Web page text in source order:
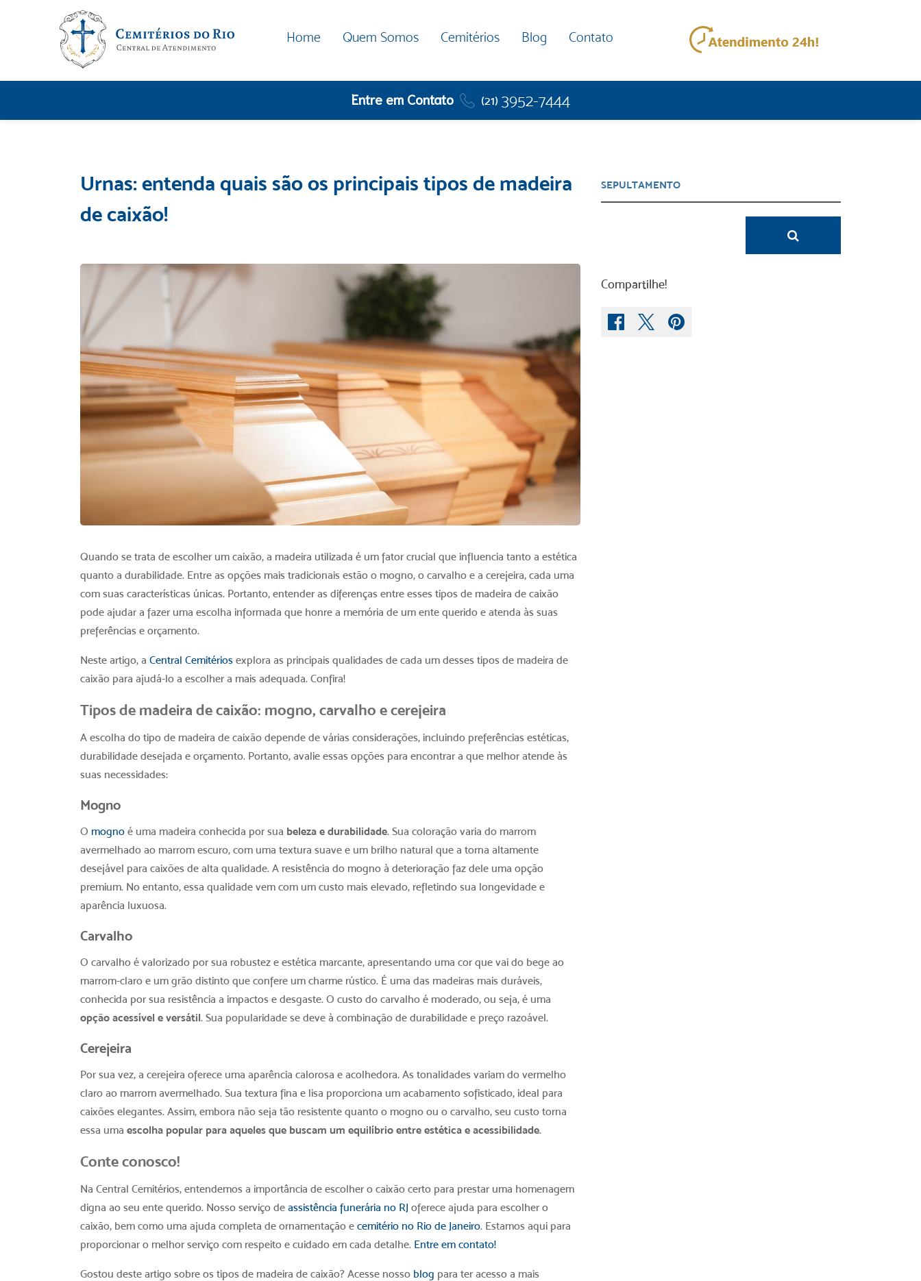
Home Quem Somos Cemitérios Blog Contato
Entre em Contato (21) 3952-7444
Urnas: entenda quais são os principais tipos de madeira
de caixão!
Quando se trata de escolher um caixão, a madeira utilizada é um fator crucial que influencia tanto a estética
quanto a durabilidade. Entre as opções mais tradicionais estão o mogno, o carvalho e a cerejeira, cada uma
com suas características únicas. Portanto, entender as diferenças entre esses tipos de madeira de caixão
pode ajudar a fazer uma escolha informada que honre a memória de um ente querido e atenda às suas
preferências e orçamento.
Neste artigo, a Central Cemitérios explora as principais qualidades de cada um desses tipos de madeira de
caixão para ajudá-lo a escolher a mais adequada. Confira!
Tipos de madeira de caixão: mogno, carvalho e cerejeira
A escolha do tipo de madeira de caixão depende de várias considerações, incluindo preferências estéticas,
durabilidade desejada e orçamento. Portanto, avalie essas opções para encontrar a que melhor atende às
suas necessidades:
Mogno
O mogno é uma madeira conhecida por sua beleza e durabilidade. Sua coloração varia do marrom
avermelhado ao marrom escuro, com uma textura suave e um brilho natural que a torna altamente
desejável para caixões de alta qualidade. A resistência do mogno à deterioração faz dele uma opção
premium. No entanto, essa qualidade vem com um custo mais elevado, refletindo sua longevidade e
aparência luxuosa.
Carvalho
O carvalho é valorizado por sua robustez e estética marcante, apresentando uma cor que vai do bege ao
marrom-claro e um grão distinto que confere um charme rústico. É uma das madeiras mais duráveis,
conhecida por sua resistência a impactos e desgaste. O custo do carvalho é moderado, ou seja, é uma
opção acessível e versátil. Sua popularidade se deve à combinação de durabilidade e preço razoável.
Cerejeira
Por sua vez, a cerejeira oferece uma aparência calorosa e acolhedora. As tonalidades variam do vermelho
claro ao marrom avermelhado. Sua textura fina e lisa proporciona um acabamento sofisticado, ideal para
caixões elegantes. Assim, embora não seja tão resistente quanto o mogno ou o carvalho, seu custo torna
essa uma escolha popular para aqueles que buscam um equilíbrio entre estética e acessibilidade.
Conte conosco!
Na Central Cemitérios, entendemos a importância de escolher o caixão certo para prestar uma homenagem
digna ao seu ente querido. Nosso serviço de assistência funerária no RJ oferece ajuda para escolher o
caixão, bem como uma ajuda completa de ornamentação e cemitério no Rio de Janeiro. Estamos aqui para
proporcionar o melhor serviço com respeito e cuidado em cada detalhe. Entre em contato!
Gostou deste artigo sobre os tipos de madeira de caixão? Acesse nosso blog para ter acesso a mais
Compartilhe!